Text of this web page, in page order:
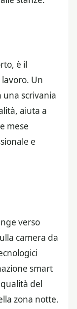
è il
Un
scrivania
aiuta a
mese
e
verso
camera da
smart
del
zona notte.